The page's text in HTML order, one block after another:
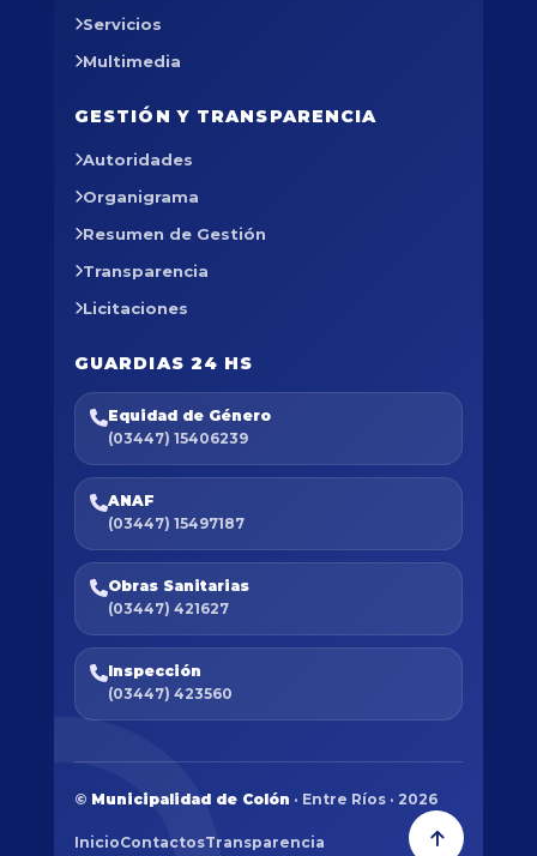
Servicios
Multimedia
GESTIÓN Y TRANSPARENCIA
Autoridades
Organigrama
Resumen de Gestión
Transparencia
Licitaciones
GUARDIAS 24 HS
Equidad de Género
(03447) 15406239
ANAF
(03447) 15497187
Obras Sanitarias
(03447) 421627
Inspección
(03447) 423560
© Municipalidad de Colón · Entre Ríos · 2026
InicioContactosTransparencia